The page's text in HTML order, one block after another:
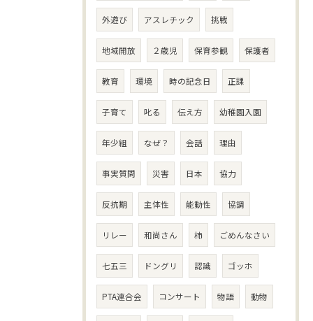
外遊び アスレチック 挑戦
地域開放 ２歳児 保育参観 保護者
教育 環境 時の記念日 正課
子育て 叱る 伝え方 幼稚園入園
年少組 なぜ？ 会話 理由
事実質問 災害 日本 協力
反抗期 主体性 能動性 協調
リレー 和尚さん 柿 ごめんなさい
七五三 ドングリ 認識 ゴッホ
PTA連合会 コンサート 物語 動物